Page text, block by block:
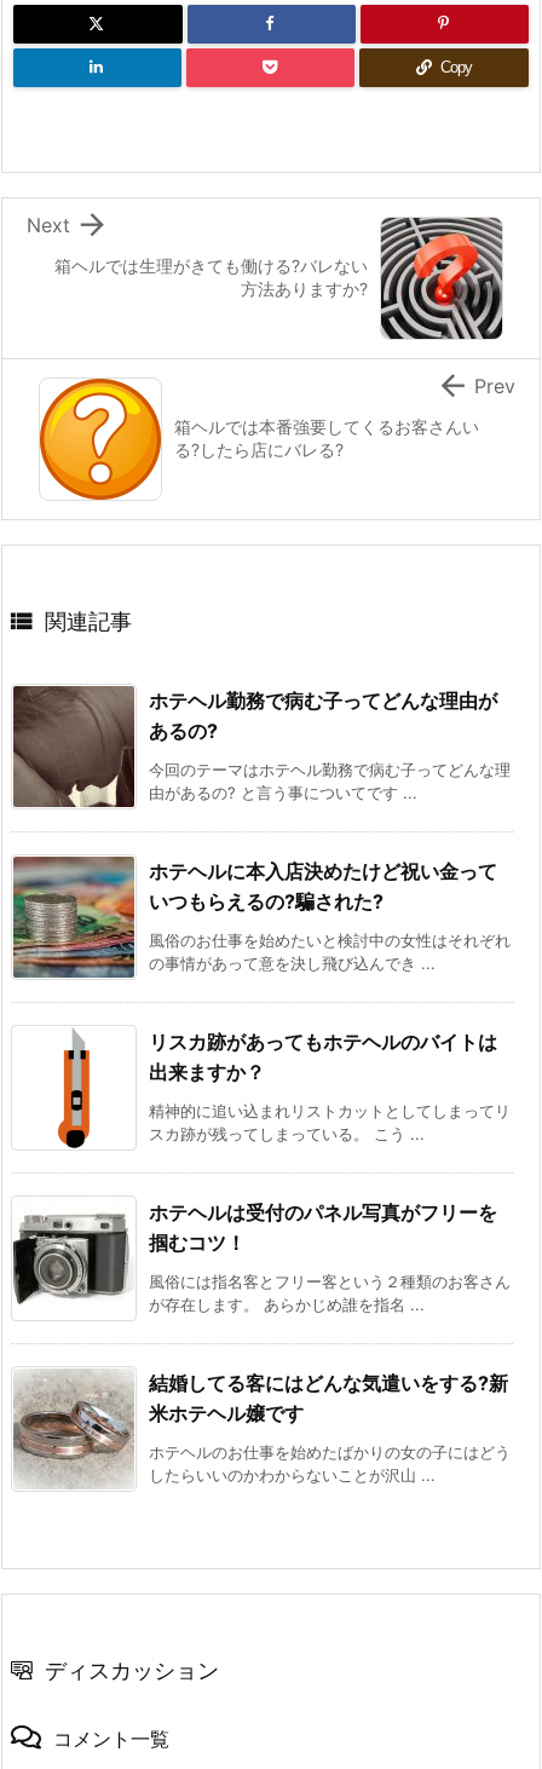
Copy
箱ヘルでは生理がきても働ける?バレない
方法ありますか?

Next
箱ヘルでは本番強要してくるお客さんい
る?したら店にバレる?
 Prev
 関連記事
ホテヘル勤務で病む子ってどんな理由が
あるの?
今回のテーマはホテヘル勤務で病む子ってどんな理
由があるの? と言う事についてです ...
ホテヘルに本入店決めたけど祝い金って
いつもらえるの?騙された?
風俗のお仕事を始めたいと検討中の女性はそれぞれ
の事情があって意を決し飛び込んでき ...
リスカ跡があってもホテヘルのバイトは
出来ますか？
精神的に追い込まれリストカットとしてしまってリ
スカ跡が残ってしまっている。 こう ...
ホテヘルは受付のパネル写真がフリーを
掴むコツ！
風俗には指名客とフリー客という２種類のお客さん
が存在します。 あらかじめ誰を指名 ...
結婚してる客にはどんな気遣いをする?新
米ホテヘル嬢です
ホテヘルのお仕事を始めたばかりの女の子にはどう
したらいいのかわからないことが沢山 ...
ディスカッション
コメント一覧